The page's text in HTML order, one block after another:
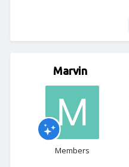
Marvin
Members